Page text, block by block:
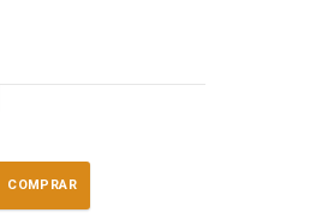
COMPRAR